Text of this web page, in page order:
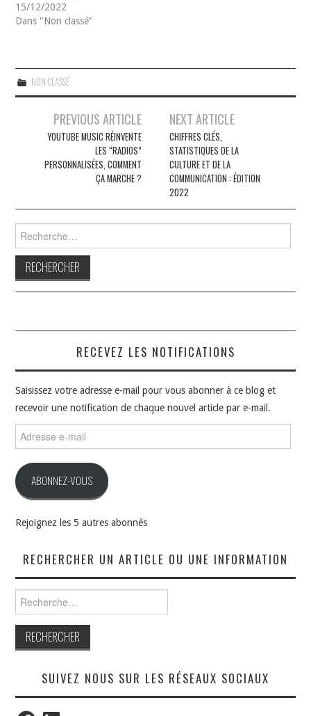
15/12/2022
Dans "Non classé"
NON CLASSÉ
Navigation
articles
PREVIOUS ARTICLE
YOUTUBE MUSIC RÉINVENTE
LES “RADIOS”
PERSONNALISÉES, COMMENT
ÇA MARCHE ?
NEXT ARTICLE
CHIFFRES CLÉS,
STATISTIQUES DE LA
CULTURE ET DE LA
COMMUNICATION : ÉDITION
2022
RECEVEZ LES NOTIFICATIONS
Saisissez votre adresse e-mail pour vous abonner à ce blog et
recevoir une notification de chaque nouvel article par e-mail.
e-
ABONNEZ-VOUS
Rejoignez les 5 autres abonnés
RECHERCHER UN ARTICLE OU UNE INFORMATION
SUIVEZ NOUS SUR LES RÉSEAUX SOCIAUX
FacebookLinkedIn